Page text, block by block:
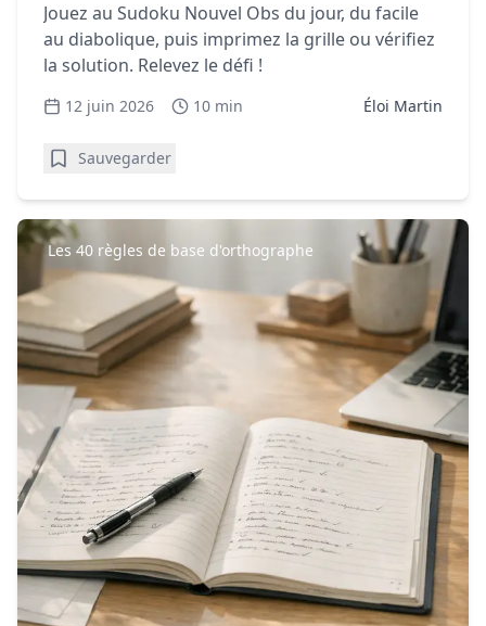
Jouez au Sudoku Nouvel Obs du jour, du facile
au diabolique, puis imprimez la grille ou vérifiez
la solution. Relevez le défi !
12 juin 2026 10 min Éloi Martin
Sauvegarder
Les 40 règles de base d'orthographe